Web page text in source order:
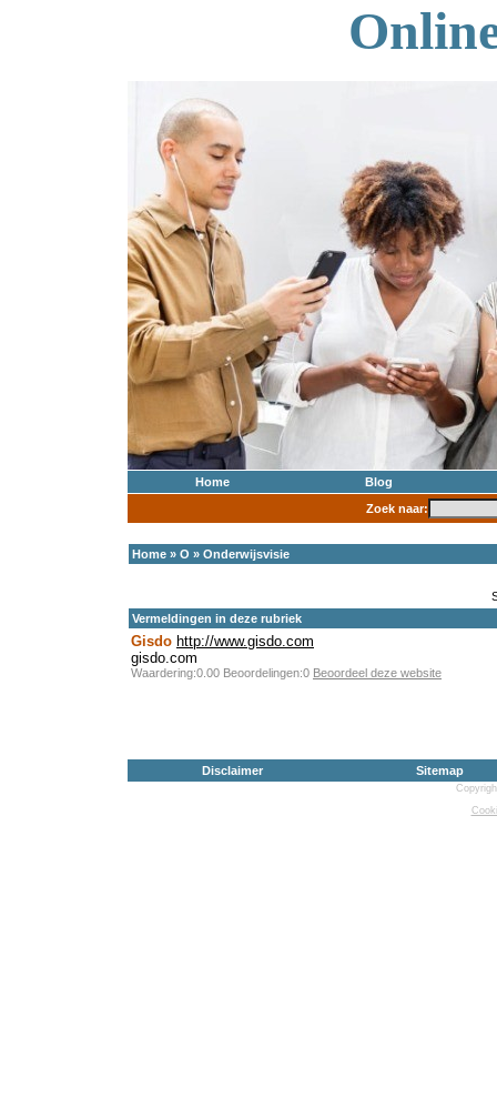
Home
Blog
Zoek naar:
Home » O » Onderwijsvisie
Vermeldingen in deze rubriek
Gisdo http://www.gisdo.com
gisdo.com
Waardering:0.00 Beoordelingen:0 Beoordeel deze website
Disclaimer Sitemap